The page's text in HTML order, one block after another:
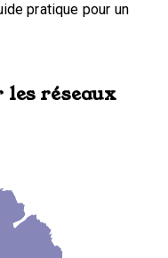
pratique pour un
les réseaux